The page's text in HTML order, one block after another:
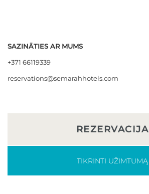
SAZINĀTIES AR MUMS
+371 66119339
reservations@semarahhotels.com
REZERVACIJA
TIKRINTI UŽIMTUMĄ